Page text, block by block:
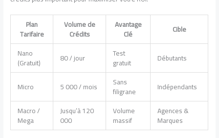
Plan
Tarifaire
Volume de
Crédits
Avantage
Clé
Cible
Nano
(Gratuit) 80 / jour Test
gratuit Débutants
Micro 5 000 / mois Sans
filigrane
Indépendants
Macro /
Mega
Jusqu’à 120
000
Volume
massif
Agences &
Marques